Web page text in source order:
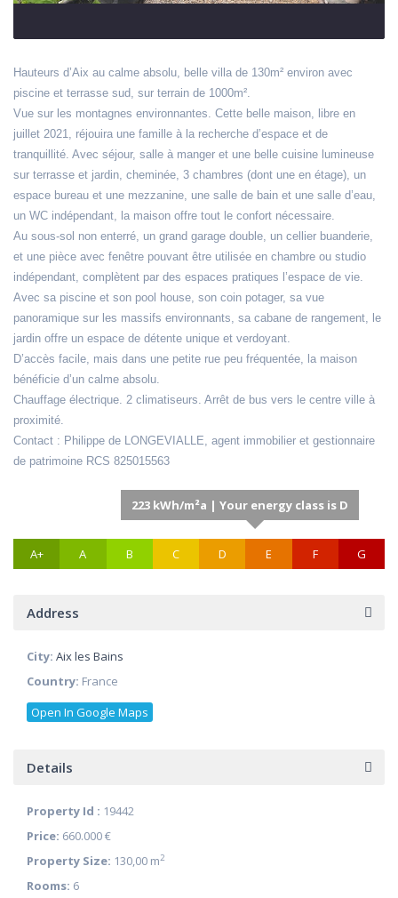
Hauteurs d’Aix au calme absolu, belle villa de 130m² environ avec
piscine et terrasse sud, sur terrain de 1000m².
Vue sur les montagnes environnantes. Cette belle maison, libre en
juillet 2021, réjouira une famille à la recherche d’espace et de
tranquillité. Avec séjour, salle à manger et une belle cuisine lumineuse
sur terrasse et jardin, cheminée, 3 chambres (dont une en étage), un
espace bureau et une mezzanine, une salle de bain et une salle d’eau,
un WC indépendant, la maison offre tout le confort nécessaire.
Au sous-sol non enterré, un grand garage double, un cellier buanderie,
et une pièce avec fenêtre pouvant être utilisée en chambre ou studio
indépendant, complètent par des espaces pratiques l’espace de vie.
Avec sa piscine et son pool house, son coin potager, sa vue
panoramique sur les massifs environnants, sa cabane de rangement, le
jardin offre un espace de détente unique et verdoyant.
D’accès facile, mais dans une petite rue peu fréquentée, la maison
bénéficie d’un calme absolu.
Chauffage électrique. 2 climatiseurs. Arrêt de bus vers le centre ville à
proximité.
Contact : Philippe de LONGEVIALLE, agent immobilier et gestionnaire
de patrimoine RCS 825015563
A+ A B C
223 kWh/m²a | Your energy class is D
D E F G
Address
City: Aix les Bains
Country: France
Open In Google Maps
Details
Property Id : 19442
Price: 660.000 €
Property Size: 130,00 m2
Rooms: 6